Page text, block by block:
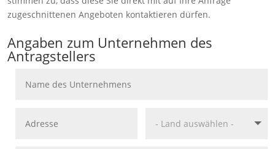
Zertifizierungsmechanismen